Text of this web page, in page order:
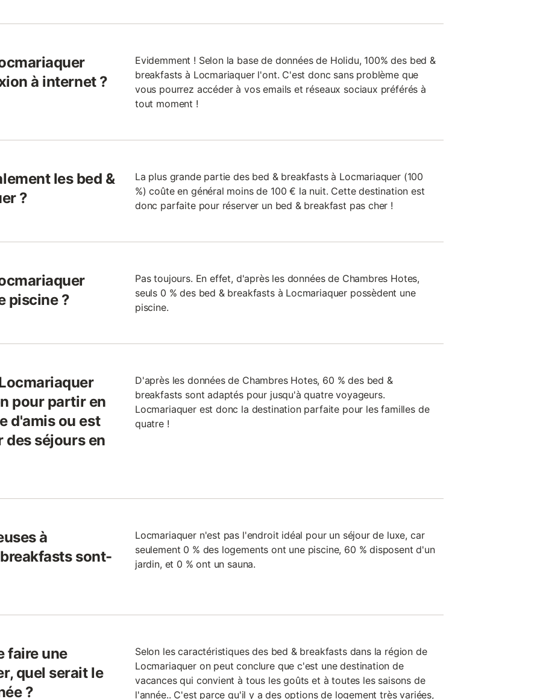
à internet ?
Evidemment ! Selon la base de données de Holidu, 100% des bed &
breakfasts à Locmariaquer l'ont. C'est donc sans problème que
vous pourrez accéder à vos emails et réseaux sociaux préférés à
tout moment !
les bed &
?
La plus grande partie des bed & breakfasts à Locmariaquer (100
%) coûte en général moins de 100 € la nuit. Cette destination est
donc parfaite pour réserver un bed & breakfast pas cher !
piscine ?
Pas toujours. En effet, d'après les données de Chambres Hotes,
seuls 0 % des bed & breakfasts à Locmariaquer possèdent une
piscine.
pour partir en
d'amis ou est
des séjours en
D'après les données de Chambres Hotes, 60 % des bed &
breakfasts sont adaptés pour jusqu'à quatre voyageurs.
Locmariaquer est donc la destination parfaite pour les familles de
quatre !
à
sont-
Locmariaquer n'est pas l'endroit idéal pour un séjour de luxe, car
seulement 0 % des logements ont une piscine, 60 % disposent d'un
jardin, et 0 % ont un sauna.
faire une
quel serait le
?
Selon les caractéristiques des bed & breakfasts dans la région de
Locmariaquer on peut conclure que c'est une destination de
vacances qui convient à tous les goûts et à toutes les saisons de
l'année.. C'est parce qu'il y a des options de logement très variées,